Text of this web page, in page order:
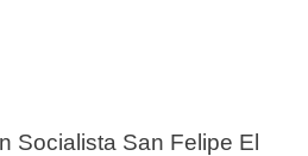
Socialista San Felipe El